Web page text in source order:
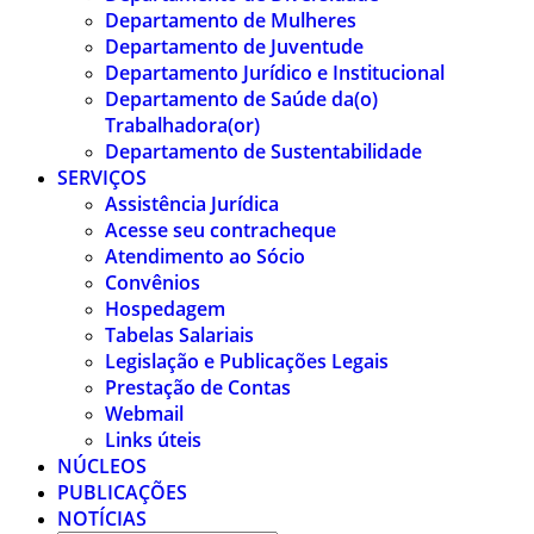
Departamento de Mulheres
Departamento de Juventude
Departamento Jurídico e Institucional
Departamento de Saúde da(o)
Trabalhadora(or)
Departamento de Sustentabilidade
SERVIÇOS
Assistência Jurídica
Acesse seu contracheque
Atendimento ao Sócio
Convênios
Hospedagem
Tabelas Salariais
Legislação e Publicações Legais
Prestação de Contas
Webmail
Links úteis
NÚCLEOS
PUBLICAÇÕES
NOTÍCIAS